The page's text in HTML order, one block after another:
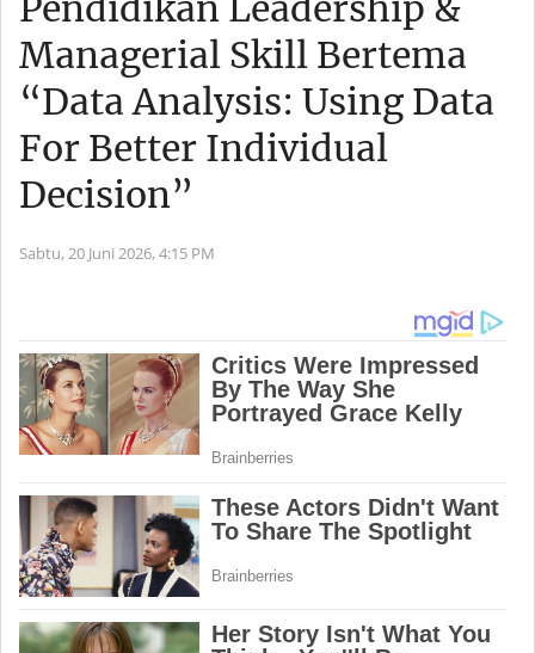
Managerial Skill Bertema
“Data Analysis: Using Data
For Better Individual
Decision”
Sabtu, 20 Juni 2026, 4:15 PM